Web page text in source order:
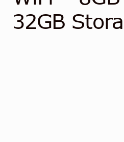
Kontakt
32GB